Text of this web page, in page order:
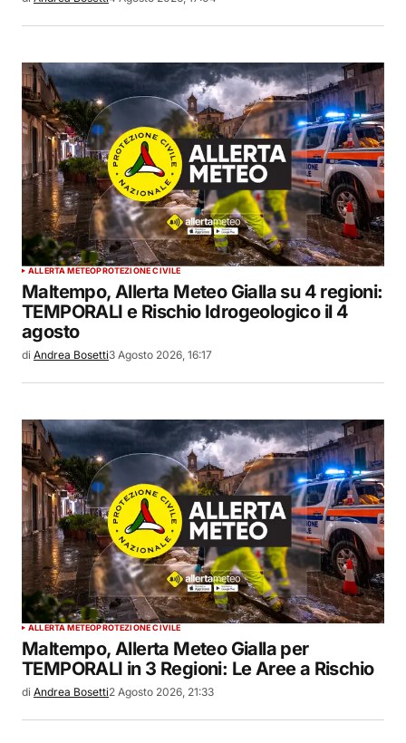
ALLERTA METEOPROTEZIONE CIVILE
Maltempo, Allerta Meteo Gialla su 4 regioni:
TEMPORALI e Rischio Idrogeologico il 4
agosto
di Andrea Bosetti3 Agosto 2026, 16:17
ALLERTA METEOPROTEZIONE CIVILE
Maltempo, Allerta Meteo Gialla per
TEMPORALI in 3 Regioni: Le Aree a Rischio
di Andrea Bosetti2 Agosto 2026, 21:33